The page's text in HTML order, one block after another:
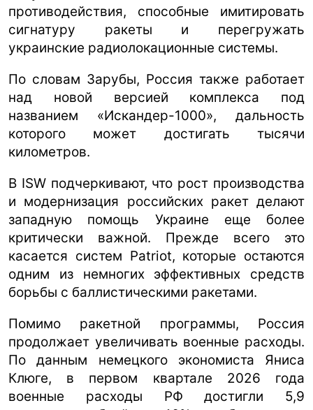
противодействия, способные имитировать
сигнатуру ракеты и перегружать
украинские радиолокационные системы.
По словам Зарубы, Россия также работает
над новой версией комплекса под
названием «Искандер-1000», дальность
которого может достигать тысячи
километров.
В ISW подчеркивают, что рост производства
и модернизация российских ракет делают
западную помощь Украине еще более
критически важной. Прежде всего это
касается систем Patriot, которые остаются
одним из немногих эффективных средств
борьбы с баллистическими ракетами.
Помимо ракетной программы, Россия
продолжает увеличивать военные расходы.
По данным немецкого экономиста Яниса
Клюге, в первом квартале 2026 года
военные расходы РФ достигли 5,9